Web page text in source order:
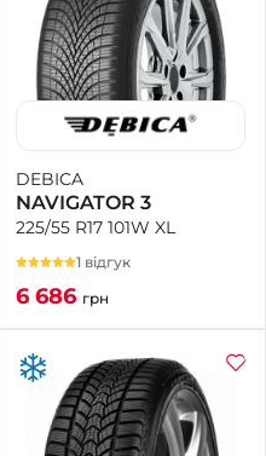
DEBICA
NAVIGATOR 3
225/55 R17 101W XL
1 відгук
6 686 грн